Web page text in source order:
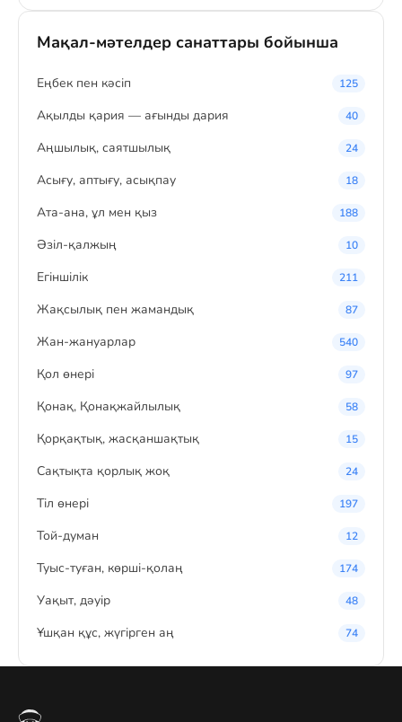
Мақал-мәтелдер санаттары бойынша
Eңбек пен кәсіп 125
Ақылды қария — ағынды дария 40
Аңшылық, саятшылық 24
Асығу, аптығу, асықпау 18
Ата-ана, ұл мен қыз 188
Әзіл-қалжың 10
Егіншілік 211
Жақсылық пен жамандық 87
Жан-жануарлар 540
Қол өнері 97
Қонақ, Қонақжайлылық 58
Қорқақтық, жасқаншақтық 15
Сақтықта қорлық жоқ 24
Тіл өнері 197
Той-думан 12
Туыс-туған, көрші-қолаң 174
Уақыт, дәуір 48
Ұшқан құс, жүгірген аң 74